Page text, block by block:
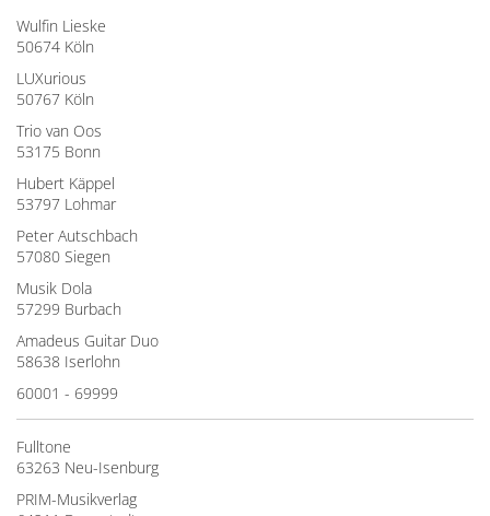
Wulfin Lieske
50674 Köln
LUXurious
50767 Köln
Trio van Oos
53175 Bonn
Hubert Käppel
53797 Lohmar
Peter Autschbach
57080 Siegen
Musik Dola
57299 Burbach
Amadeus Guitar Duo
58638 Iserlohn
60001 - 69999
Fulltone
63263 Neu-Isenburg
PRIM-Musikverlag